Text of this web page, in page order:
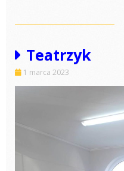
Teatrzyk
1 marca 2023